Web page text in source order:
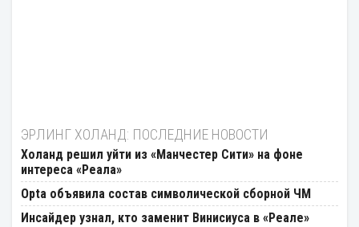
ЭРЛИНГ ХОЛАНД: ПОСЛЕДНИЕ НОВОСТИ
Холанд решил уйти из «Манчестер Сити» на фоне
интереса «Реала»
Opta объявила состав символической сборной ЧМ
Инсайдер узнал, кто заменит Винисиуса в «Реале»